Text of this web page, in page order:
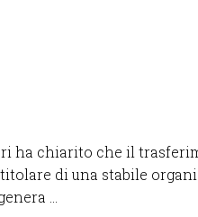
ha chiarito che il
di una stabile
...